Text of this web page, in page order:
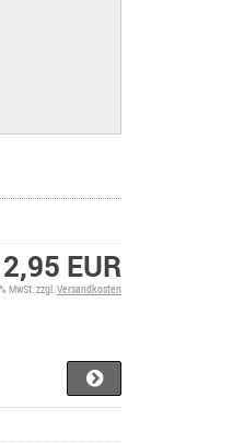
2,95 EUR
MwSt. zzgl.Versandkosten